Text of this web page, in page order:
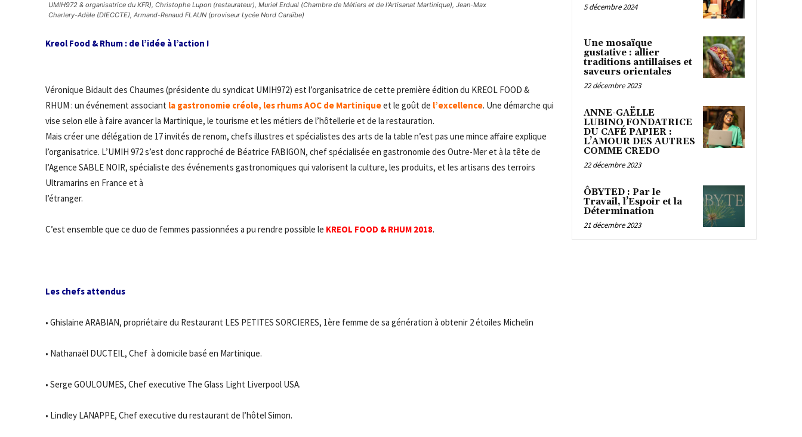
UMIH972 & organisatrice du KFR), Christophe Lupon (restaurateur), Muriel Erdual (Chambre de Métiers et de l’Artisanat Martinique), Jean-Max
Charlery-Adèle (DIECCTE), Armand-Renaud FLAUN (proviseur Lycée Nord Caraïbe)
Kreol Food & Rhum : de l’idée à l’action !
Véronique Bidault des Chaumes (présidente du syndicat UMIH972) est l’organisatrice de cette première édition du KREOL FOOD &
RHUM : un événement associant la gastronomie créole, les rhums AOC de Martiniqueet le goût de l’excellence. Une démarche qui
vise selon elle à faire avancer la Martinique, le tourisme et les métiers de l’hôtellerie et de la restauration.
Mais créer une délégation de 17 invités de renom, chefs illustres et spécialistes des arts de la table n’est pas une mince affaire explique
l’organisatrice. L’UMIH 972 s’est donc rapproché de Béatrice FABIGON, chef spécialisée en gastronomie des Outre-Mer et à la tête de
l’Agence SABLE NOIR, spécialiste des événements gastronomiques qui valorisent la culture, les produits, et les artisans des terroirs
Ultramarins en France et à
l’étranger.
C’est ensemble que ce duo de femmes passionnées a pu rendre possible le KREOL FOOD & RHUM 2018.
Les chefs attendus
• Ghislaine ARABIAN, propriétaire du Restaurant LES PETITES SORCIERES, 1ère femme de sa génération à obtenir 2 étoiles Michelin
• Nathanaël DUCTEIL, Chef à domicile basé en Martinique.
• Serge GOULOUMES, Chef executive The Glass Light Liverpool USA.
• Lindley LANAPPE, Chef executive du restaurant de l’hôtel Simon.
5 décembre 2024
Une mosaïque
gustative : allier
traditions antillaises et
saveurs orientales
22 décembre 2023
ANNE-GAËLLE
LUBINO FONDATRICE
DU CAFÉ PAPIER :
L’AMOUR DES AUTRES
COMME CREDO
22 décembre 2023
ÔBYTED : Par le
Travail, l’Espoir et la
Détermination
21 décembre 2023